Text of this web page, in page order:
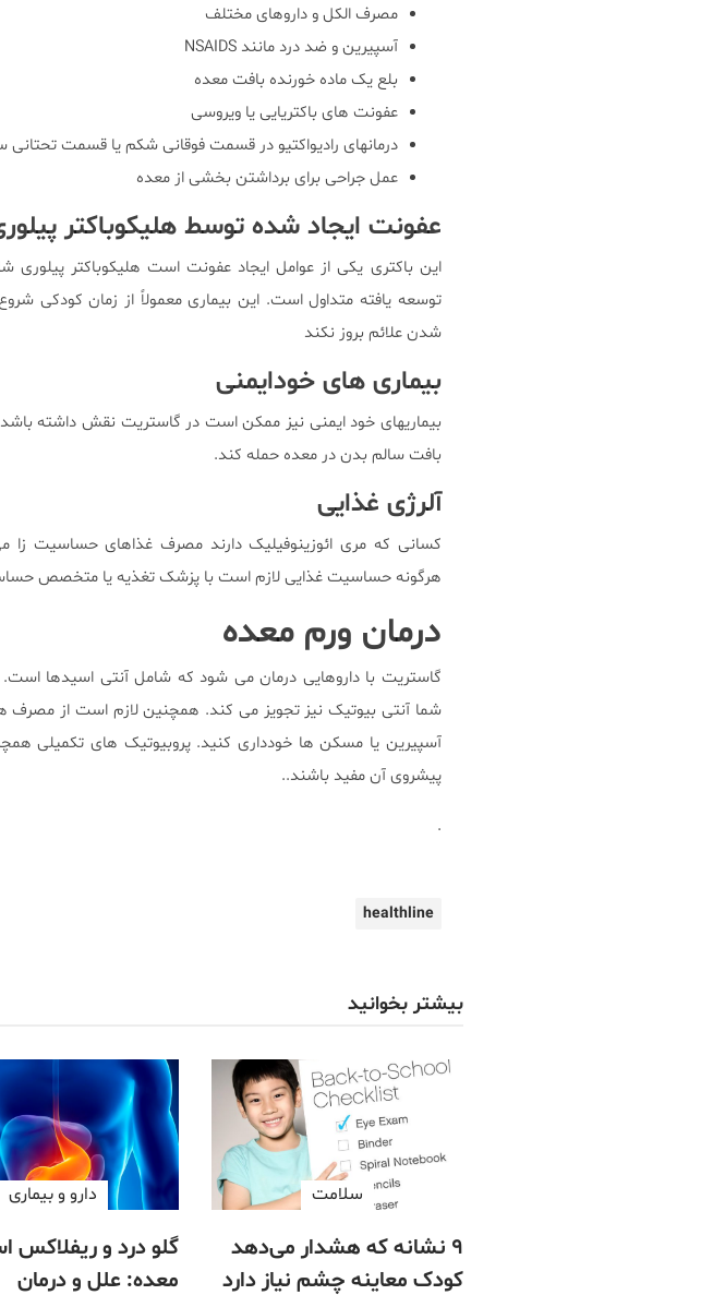
مصرف الکل و داروهای مختلف
آسپیرین و ضد درد مانند NSAIDS
بلع یک ماده خورنده بافت معده
عفونت های باکتریایی یا ویروسی
درمانهای رادیواکتیو در قسمت فوقانی شکم یا قسمت تحتانی
عمل جراحی برای برداشتن بخشی از معده
عفونت ایجاد شده توسط هلیکوباکتر
این باکتری یکی از عوامل ایجاد عفونت است هلیکوباکتر
توسعه یافته متداول است. این بیماری معمولاً از زمان کودکی
شدن علائم بروز نکند
بیماری های خودایمنی
بیماریهای خود ایمنی نیز ممکن است در گاستریت نقش داشته
بافت سالم بدن در معده حمله کند.
آلرژی غذایی
کسانی که مری ائوزینوفیلیک دارند مصرف غذاهای حساسیت زا
هرگونه حساسیت غذایی لازم است با پزشک تغذیه یا متخصص
درمان ورم معده
گاستریت با داروهایی درمان می شود که شامل آنتی اسیدها است.
شما آنتی بیوتیک نیز تجویز می کند. همچنین لازم است از مصرف
آسپیرین یا مسکن ها خودداری کنید. پروبیوتیک های تکمیلی
پیشروی آن مفید باشند..
.
healthline
بیشتر بخوانید
سلامت
۹ نشانه که هشدار می‌دهد
کودک معاینه چشم نیاز دارد
دارو‌ و بیماری
گلو درد و ریفلاکس
معده: علل و درمان